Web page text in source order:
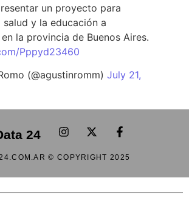
un proyecto para
salud y la educación a
la provincia de Buenos Aires.
Pppyd23460
(@agustinromm) July 21,
24
24.COM.AR © COPYRIGHT 2025